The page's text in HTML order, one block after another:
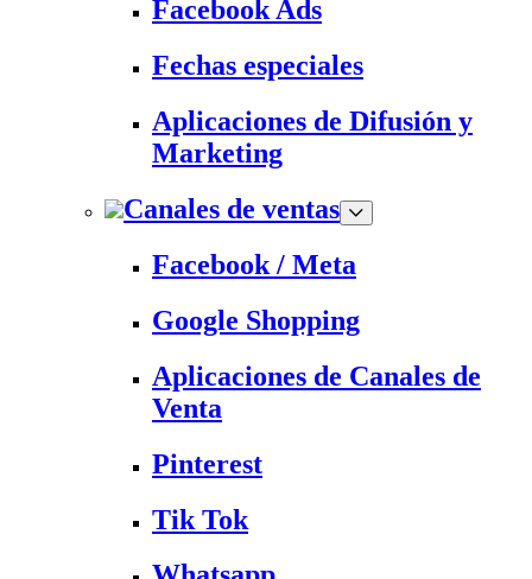
Facebook Ads
Fechas especiales
Aplicaciones de Difusión y
Marketing
Canales de ventas
Facebook / Meta
Google Shopping
Aplicaciones de Canales de
Venta
Pinterest
Tik Tok